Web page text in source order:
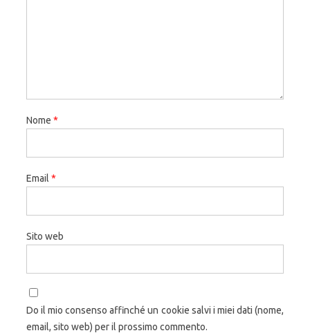
Nome *
Email *
Sito web
Do il mio consenso affinché un cookie salvi i miei dati (nome,
email, sito web) per il prossimo commento.